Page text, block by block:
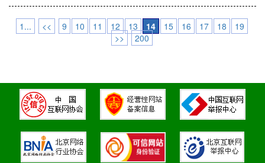
1... << 9 10 11 12 13 14 15 16 17 18
19
>>
200